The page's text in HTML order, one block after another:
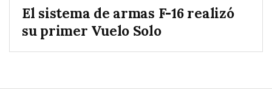
El sistema de armas F-16 realizó
su primer Vuelo Solo